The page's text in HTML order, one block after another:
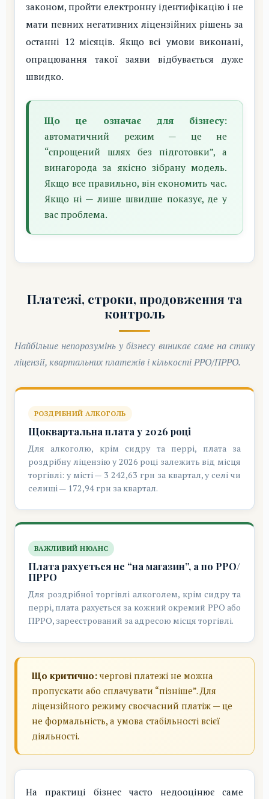
законом, пройти електронну ідентифікацію і не
мати певних негативних ліцензійних рішень за
останні 12 місяців. Якщо всі умови виконані,
опрацювання такої заяви відбувається дуже
швидко.
Що це означає для бізнесу:
автоматичний режим — це не
“спрощений шлях без підготовки”, а
винагорода за якісно зібрану модель.
Якщо все правильно, він економить час.
Якщо ні — лише швидше показує, де у
вас проблема.
Платежі, строки, продовження та
контроль
Найбільше непорозумінь у бізнесу виникає саме на стику
ліцензії, квартальних платежів і кількості РРО/ПРРО.
РОЗДРІБНИЙ АЛКОГОЛЬ
Щоквартальна плата у 2026 році
Для алкоголю, крім сидру та перрі, плата за
роздрібну ліцензію у 2026 році залежить від місця
торгівлі: у місті — 3 242,63 грн за квартал, у селі чи
селищі — 172,94 грн за квартал.
ВАЖЛИВИЙ НЮАНС
Плата рахується не “на магазин”, а по РРО/
ПРРО
Для роздрібної торгівлі алкоголем, крім сидру та
перрі, плата рахується за кожний окремий РРО або
ПРРО, зареєстрований за адресою місця торгівлі.
Що критично:чергові платежі не можна
пропускати або сплачувати “пізніше”. Для
ліцензійного режиму своєчасний платіж — це
не формальність, а умова стабільності всієї
діяльності.
На практиці бізнес часто недооцінює саме